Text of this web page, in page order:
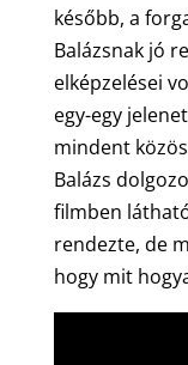
később, a
Balázsnak jó
elképzelései
egy-egy
mindent
Balázs
filmben
rendezte, de
hogy mit